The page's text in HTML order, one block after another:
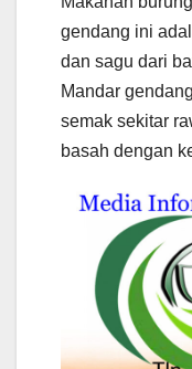
gendang ini
dan sagu dari
Mandar
semak sekitar
basah dengan